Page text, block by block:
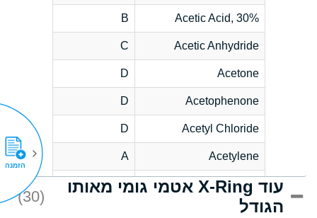
Acetic Acid, 30%
B
Acetic Anhydride
C
Acetone
D
Acetophenone
D
Acetyl Chloride
D
Acetylene
A
Acrlylonitrile
D
Adipic Acid
עוד X-Ring אטמי גומי מאותו
הגודל
(30)
הזמנה